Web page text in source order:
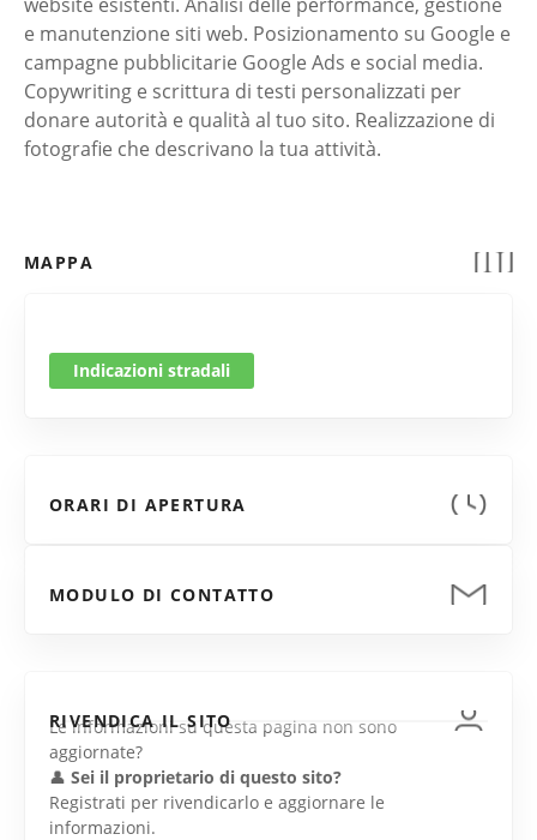
e manutenzione siti web. Posizionamento su Google e
campagne pubblicitarie Google Ads e social media.
Copywriting e scrittura di testi personalizzati per
donare autorità e qualità al tuo sito. Realizzazione di
fotografie che descrivano la tua attività.
MAPPA
Indicazioni stradali
ORARI DI APERTURA
MODULO DI CONTATTO
RIVENDICA IL SITO
Le informazioni su questa pagina non sono
aggiornate?
👤 Sei il proprietario di questo sito?
Registrati per rivendicarlo e aggiornare le
informazioni.